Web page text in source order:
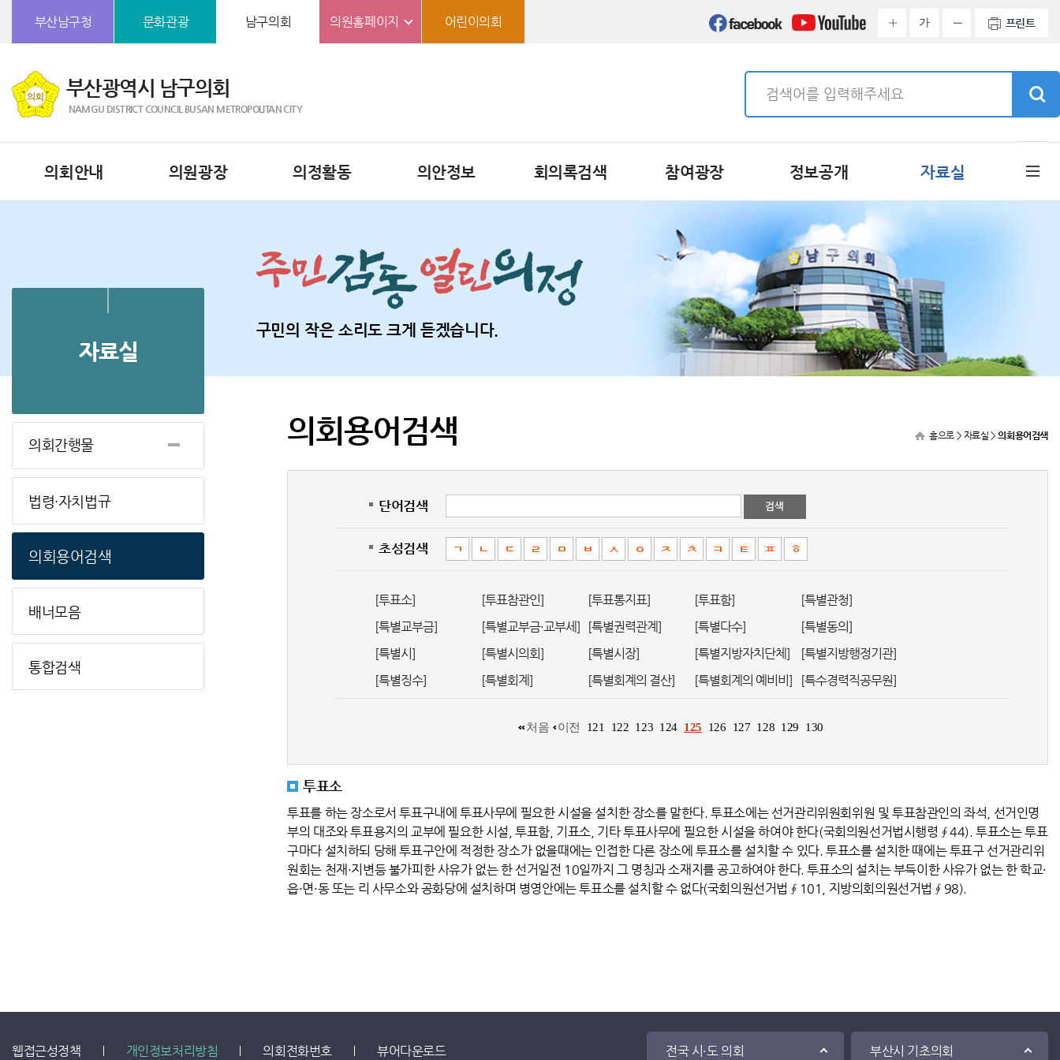
부산남구청
문화관광 남구의회 의원홈페이지 어린이의회 가 프린트
부산광역시 남구의회
NAMGU DISTRICT COUNCIL BUSAN METROPOLITAN CITY
의회안내 의원광장 의정활동 의안정보 회의록검색 참여광장 정보공개 자료실
구민의 작은 소리도 크게 듣겠습니다.
자료실
의회간행물
법령·자치법규
의회용어검색
배너모음
통합검색
의회용어검색 홈으로> 자료실 >의회용어검색
단어검색
초성검색 ㄱ ㄴ ㄷ ㄹ ㅁ ㅂ ㅅ ㅇ ㅈ ㅊ ㅋ ㅌ ㅍ ㅎ
[투표소] [투표참관인] [투표통지표] [투표함]
[특별관청]
[특별교부금]
[특별교부금·교부세] [특별권력관계] [특별다수]
[특별동의]
[특별시]
[특별시의회] [특별시장] [특별지방자치단체]
[특별지방행정기관]
[특별징수]
[특별회계] [특별회계의 결산] [특별회계의 예비비] [특수경력직공무원]
처음 이전 121 122 123 124 125 126 127 128 129 130
투표소
투표를 하는 장소로서 투표구내에 투표사무에 필요한 시설을 설치한 장소를 말한다. 투표소에는 선거관리위원회위원 및 투표참관인의 좌석, 선거인명
부의 대조와 투표용지의 교부에 필요한 시설, 투표함, 기표소, 기타 투표사무에 필요한 시설을 하여야 한다(국회의원선거법시행령∮44). 투표소는 투표
구마다 설치하되 당해 투표구안에 적정한 장소가 없을때에는 인접한 다른 장소에 투표소를 설치할 수 있다. 투표소를 설치한 때에는 투표구 선거관리위
원회는 천재·지변등 불가피한 사유가 없는 한 선거일전 10일까지 그 명칭과 소재지를 공고하여야 한다. 투표소의 설치는 부득이한 사유가 없는 한 학교·
읍·면·동 또는 리 사무소와 공화당에 설치하며 병영안에는 투표소를 설치할 수 없다(국회의원선거법∮101, 지방의회의원선거법∮98).
전국 시·도 의회 부산시 기초의회
웹접근성정책 개인정보처리방침 의회전화번호 뷰어다운로드